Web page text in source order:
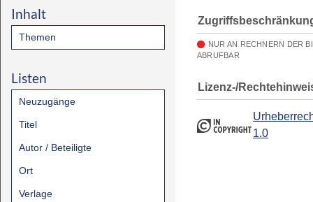
Inhalt
Themen
Listen
Neuzugänge
Titel
Autor / Beteiligte
Ort
Verlage
NUR AN RECHNERN DER
ABRUFBAR
Lizenz-/
1.0